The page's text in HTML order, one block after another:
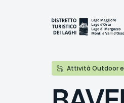
Attività Outdoor